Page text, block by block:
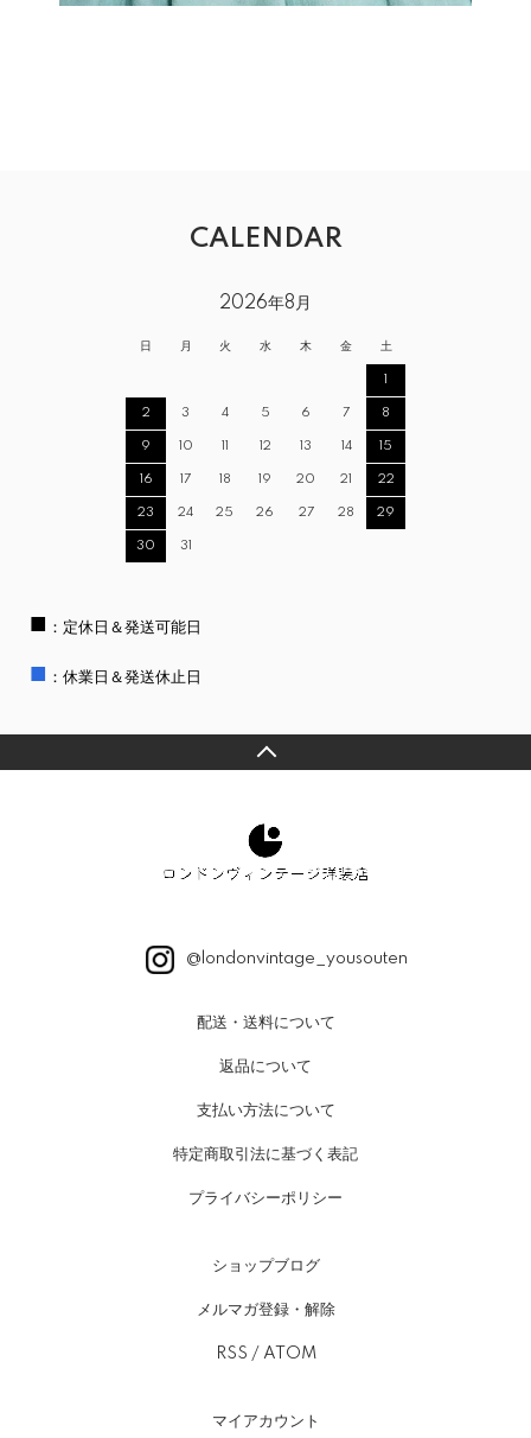
CALENDAR
2026年8月
日 月 火 水 木 金 土
1
2 3 4 5 6 7 8
9 10 11 12 13 14 15
16 17 18 19 20 21 22
23 24 25 26 27 28 29
30 31
■ ：定休日＆発送可能日
■ ：休業日＆発送休止日
@londonvintage_yousouten
配送・送料について
返品について
支払い方法について
特定商取引法に基づく表記
プライバシーポリシー
ショップブログ
メルマガ登録・解除
RSS / ATOM
マイアカウント